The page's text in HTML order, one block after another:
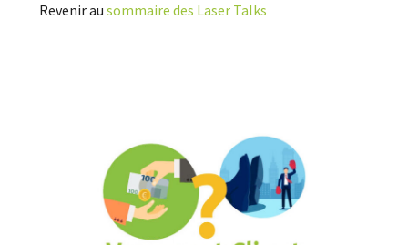
Revenir au sommaire des Laser Talks